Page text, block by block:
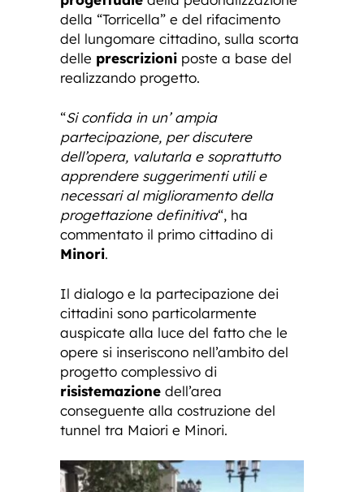
della “Torricella” e del rifacimento
del lungomare cittadino, sulla scorta
delle prescrizioni poste a base del
realizzando progetto.
“Si confida in un’ ampia
partecipazione, per discutere
dell’opera, valutarla e soprattutto
apprendere suggerimenti utili e
necessari al miglioramento della
progettazione definitiva“, ha
commentato il primo cittadino di
Minori.
Il dialogo e la partecipazione dei
cittadini sono particolarmente
auspicate alla luce del fatto che le
opere si inseriscono nell’ambito del
progetto complessivo di
risistemazione dell’area
conseguente alla costruzione del
tunnel tra Maiori e Minori.